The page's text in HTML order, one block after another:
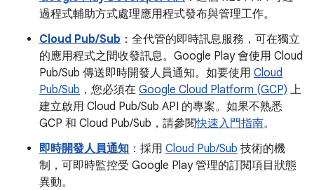
過程式輔助方式處理應用程式發布與管理工作。
Cloud Pub/Sub ：全代管的即時訊息服務，可在獨立
的應用程式之間收發訊息。Google Play 會使用 Cloud
Pub/Sub 傳送即時開發人員通知。如要使用 Cloud
Pub/Sub ，您必須在 Google Cloud Platform (GCP) 上
建立啟用 Cloud Pub/Sub API 的專案。如果不熟悉
GCP 和 Cloud Pub/Sub，請參閱快速入門指南。
即時開發人員通知 ：採用 Cloud Pub/Sub 技術的機
制，可即時監控受 Google Play 管理的訂閱項目狀態
異動。